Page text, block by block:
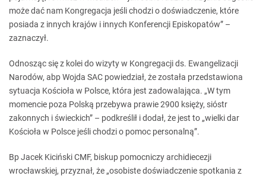
może dać nam Kongregacja jeśli chodzi o doświadczenie, które
posiada z innych krajów i innych Konferencji Episkopatów” –
zaznaczył.
Odnosząc się z kolei do wizyty w Kongregacji ds. Ewangelizacji
Narodów, abp Wojda SAC powiedział, że została przedstawiona
sytuacja Kościoła w Polsce, która jest zadowalająca. „W tym
momencie poza Polską przebywa prawie 2900 księży, sióstr
zakonnych i świeckich” – podkreślił i dodał, że jest to „wielki dar
Kościoła w Polsce jeśli chodzi o pomoc personalną”.
Bp Jacek Kiciński CMF, biskup pomocniczy archidiecezji
wrocławskiej, przyznał, że „osobiste doświadczenie spotkania z